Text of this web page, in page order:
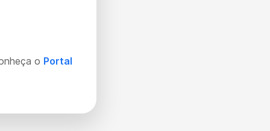
o Portal